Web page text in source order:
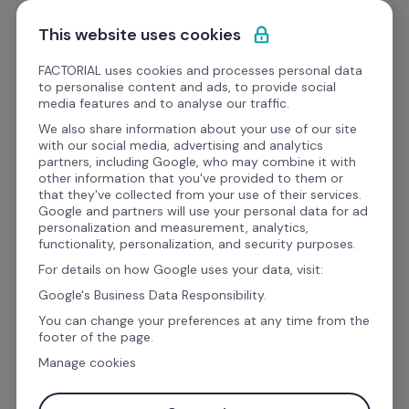
Przejdź do treści
Zacznij darmowo
E-booki
Strategia personalna:
przewodnik krok po kroku,
jak wdrożyć skuteczną
strategię HR
strategia personalna napędza wyniki
This website uses cookies
FACTORIAL uses cookies and processes personal data
to personalise content and ads, to provide social
media features and to analyse our traffic.
We also share information about your use of our site
with our social media, advertising and analytics
partners, including Google, who may combine it with
other information that you've provided to them or
that they've collected from your use of their services.
Google and partners will use your personal data for ad
personalization and measurement, analytics,
functionality, personalization, and security purposes.
For details on how Google uses your data, visit:
Google's Business Data Responsibility.
You can change your preferences at any time from the
footer of the page.
Manage cookies